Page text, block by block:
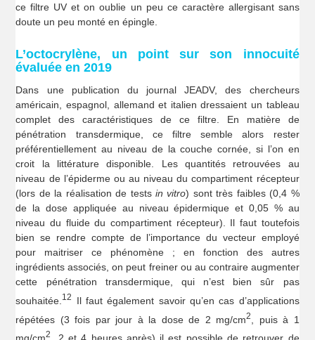
ce filtre UV et on oublie un peu ce caractère allergisant sans
doute un peu monté en épingle.
L’octocrylène, un point sur son innocuité
évaluée en 2019
Dans une publication du journal JEADV, des chercheurs
américain, espagnol, allemand et italien dressaient un tableau
complet des caractéristiques de ce filtre. En matière de
pénétration transdermique, ce filtre semble alors rester
préférentiellement au niveau de la couche cornée, si l’on en
croit la littérature disponible. Les quantités retrouvées au
niveau de l’épiderme ou au niveau du compartiment récepteur
(lors de la réalisation de tests in vitro) sont très faibles (0,4 %
de la dose appliquée au niveau épidermique et 0,05 % au
niveau du fluide du compartiment récepteur). Il faut toutefois
bien se rendre compte de l’importance du vecteur employé
pour maitriser ce phénomène ; en fonction des autres
ingrédients associés, on peut freiner ou au contraire augmenter
cette pénétration transdermique, qui n’est bien sûr pas
souhaitée. 12
Il faut également savoir qu’en cas d’applications
répétées (3 fois par jour à la dose de 2 mg/cm2
, puis à 1
2